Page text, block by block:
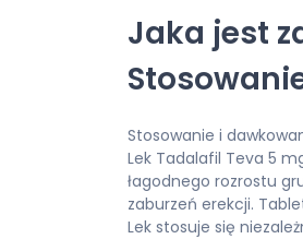
Jaka jest
Stosowanie i
Lek Tadalafil Teva 5
łagodnego rozrostu
zaburzeń erekcji.
Lek stosuje się